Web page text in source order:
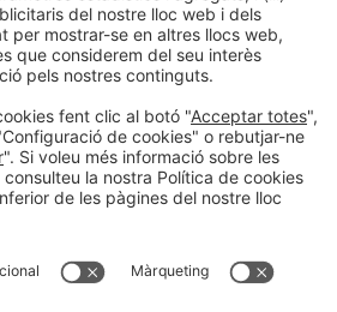
Política de privacitat Política de cookies